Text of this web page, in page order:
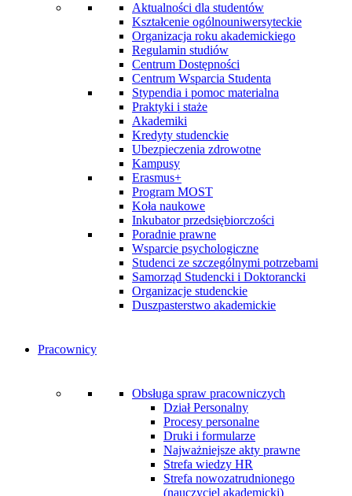
Aktualności dla studentów
Kształcenie ogólnouniwersyteckie
Organizacja roku akademickiego
Regulamin studiów
Centrum Dostępności
Centrum Wsparcia Studenta
Stypendia i pomoc materialna
Praktyki i staże
Akademiki
Kredyty studenckie
Ubezpieczenia zdrowotne
Kampusy
Erasmus+
Program MOST
Koła naukowe
Inkubator przedsiębiorczości
Poradnie prawne
Wsparcie psychologiczne
Studenci ze szczególnymi potrzebami
Samorząd Studencki i Doktorancki
Organizacje studenckie
Duszpasterstwo akademickie
Pracownicy
Obsługa spraw pracowniczych
Dział Personalny
Procesy personalne
Druki i formularze
Najważniejsze akty prawne
Strefa wiedzy HR
Strefa nowozatrudnionego
(nauczyciel akademicki)